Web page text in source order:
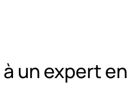
un expert